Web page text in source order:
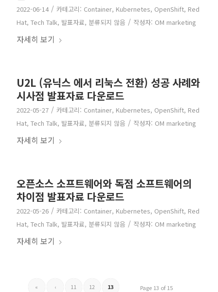
2022-06-14 / 카테고리: Container, Kubernetes, OpenShift, Red
Hat, Tech Talk, 발표자료, 분류되지 않음 / 작성자: OM marketing
자세히 보기
U2L (유닉스 에서 리눅스 전환) 성공 사례와
시사점 발표자료 다운로드
2022-05-27 / 카테고리: Container, Kubernetes, OpenShift, Red
Hat, Tech Talk, 발표자료, 분류되지 않음 / 작성자: OM marketing
자세히 보기
오픈소스 소프트웨어와 독점 소프트웨어의
차이점 발표자료 다운로드
2022-05-26 / 카테고리: Container, Kubernetes, OpenShift, Red
Hat, Tech Talk, 발표자료, 분류되지 않음 / 작성자: OM marketing
자세히 보기
Page 13 of 15
« ‹ 11 12 13